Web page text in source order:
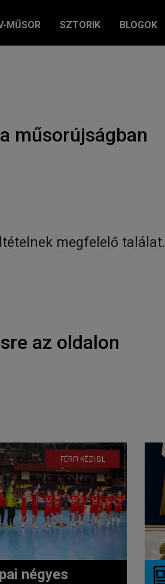
MŰSOR SZTORIK BLOGOK
műsorújságban
megfelelő találat.
az oldalon
FÉRFI KÉZI BL
négyes